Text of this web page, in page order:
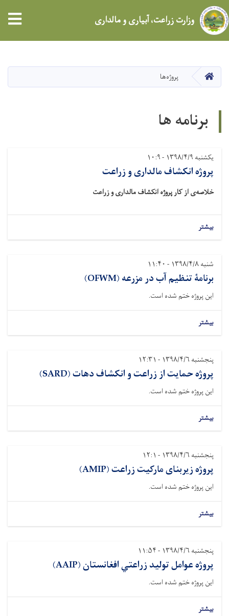
content
وزارت زراعت، آبیاری و مالداری
HOME پروژه‌ها
برنامه ها
یکشنبه ۱۳۹۸/۴/۹ - ۱۰:۹
پروژه انکشاف مالداری و زراعت
خلاصه‌ی از کار پروژه انکشاف مالداری و زراعت
بیشتر
شنبه ۱۳۹۸/۴/۸ - ۱۱:۴۰
برنامۀ تنظیم آب در مزرعه (OFWM)
این پروژه ختم شده است.
بیشتر
پنجشنبه ۱۳۹۸/۴/۶ - ۱۲:۳۱
پروژه حمایت از زراعت و انکشاف دهات (SARD)
این پروژه ختم شده است.
بیشتر
پنجشنبه ۱۳۹۸/۴/۶ - ۱۲:۱
پروژه زیربنای مارکیت زراعت (AMIP)
این پروژه ختم شده است.
بیشتر
پنجشنبه ۱۳۹۸/۴/۶ - ۱۱:۵۴
پروژه عوامل توليد زراعتي افغانستان (AAIP)
این پروژه ختم شده است.
بیشتر
Pagination